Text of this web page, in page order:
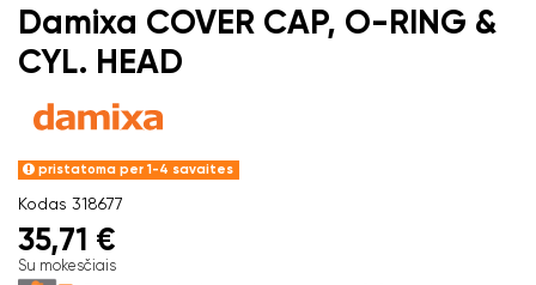
Damixa COVER CAP, O-RING &
CYL. HEAD
pristatoma per 1-4 savaites
Kodas 318677
35,71 €
Su mokesčiais